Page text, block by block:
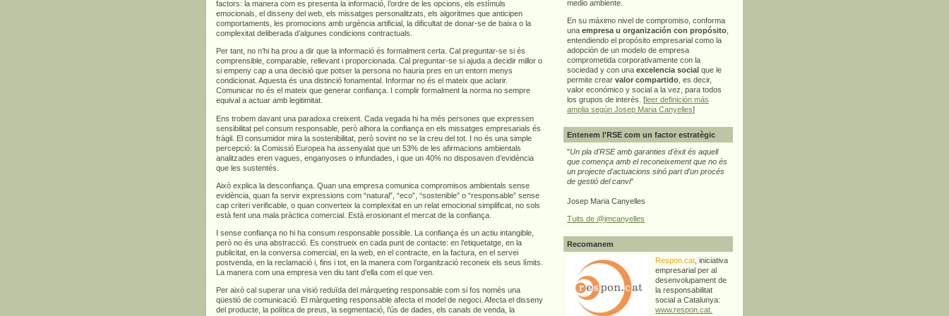
factors: la manera com es presenta la informació, l’ordre de les opcions, els estímuls
emocionals, el disseny del web, els missatges personalitzats, els algoritmes que anticipen
comportaments, les promocions amb urgència artificial, la dificultat de donar-se de baixa o la
complexitat deliberada d’algunes condicions contractuals.
Per tant, no n’hi ha prou a dir que la informació és formalment certa. Cal preguntar-se si és
comprensible, comparable, rellevant i proporcionada. Cal preguntar-se si ajuda a decidir millor o
si empeny cap a una decisió que potser la persona no hauria pres en un entorn menys
condicionat. Aquesta és una distinció fonamental. Informar no és el mateix que aclarir.
Comunicar no és el mateix que generar confiança. I complir formalment la norma no sempre
equival a actuar amb legitimitat.
Ens trobem davant una paradoxa creixent. Cada vegada hi ha més persones que expressen
sensibilitat pel consum responsable, però alhora la confiança en els missatges empresarials és
fràgil. El consumidor mira la sostenibilitat, però sovint no se la creu del tot. I no és una simple
percepció: la Comissió Europea ha assenyalat que un 53% de les afirmacions ambientals
analitzades eren vagues, enganyoses o infundades, i que un 40% no disposaven d’evidència
que les sustentés.
Això explica la desconfiança. Quan una empresa comunica compromisos ambientals sense
evidència, quan fa servir expressions com “natural”, “eco”, “sostenible” o “responsable” sense
cap criteri verificable, o quan converteix la complexitat en un relat emocional simplificat, no sols
està fent una mala pràctica comercial. Està erosionant el mercat de la confiança.
I sense confiança no hi ha consum responsable possible. La confiança és un actiu intangible,
però no és una abstracció. Es construeix en cada punt de contacte: en l’etiquetatge, en la
publicitat, en la conversa comercial, en la web, en el contracte, en la factura, en el servei
postvenda, en la reclamació i, fins i tot, en la manera com l’organització reconeix els seus límits.
La manera com una empresa ven diu tant d’ella com el que ven.
Per això cal superar una visió reduïda del màrqueting responsable com si fos només una
qüestió de comunicació. El màrqueting responsable afecta el model de negoci. Afecta el disseny
del producte, la política de preus, la segmentació, l’ús de dades, els canals de venda, la
medio ambiente.
En su máximo nivel de compromiso, conforma
una empresa u organización con propósito
entendiendo el propósito empresarial como la
adopción de un modelo de empresa
comprometida corporativamente con la
sociedad y con una excelencia social que le
permite crear valor compartido , es decir,
valor económico y social a la vez, para todos
los grupos de interés. [leer definición más
amplia según Josep Maria Canyelles]
Entenem l'RSE com un factor estratègic
"Un pla d'RSE amb garanties d'èxit és aquell
que comença amb el reconeixement que no és
un projecte d'actuacions sinó part d'un procés
de gestió del canvi"
Josep Maria Canyelles
Tuits de @jmcanyelles
Recomanem
Respon.cat , iniciativa
empresarial per al
desenvolupament de
la responsabilitat
social a Catalunya:
www.respon.cat.